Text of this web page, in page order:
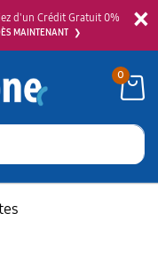
×
d'un Crédit Gratuit 0%
MAINTENANT
0